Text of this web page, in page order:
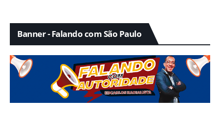
Banner - Falando com São Paulo